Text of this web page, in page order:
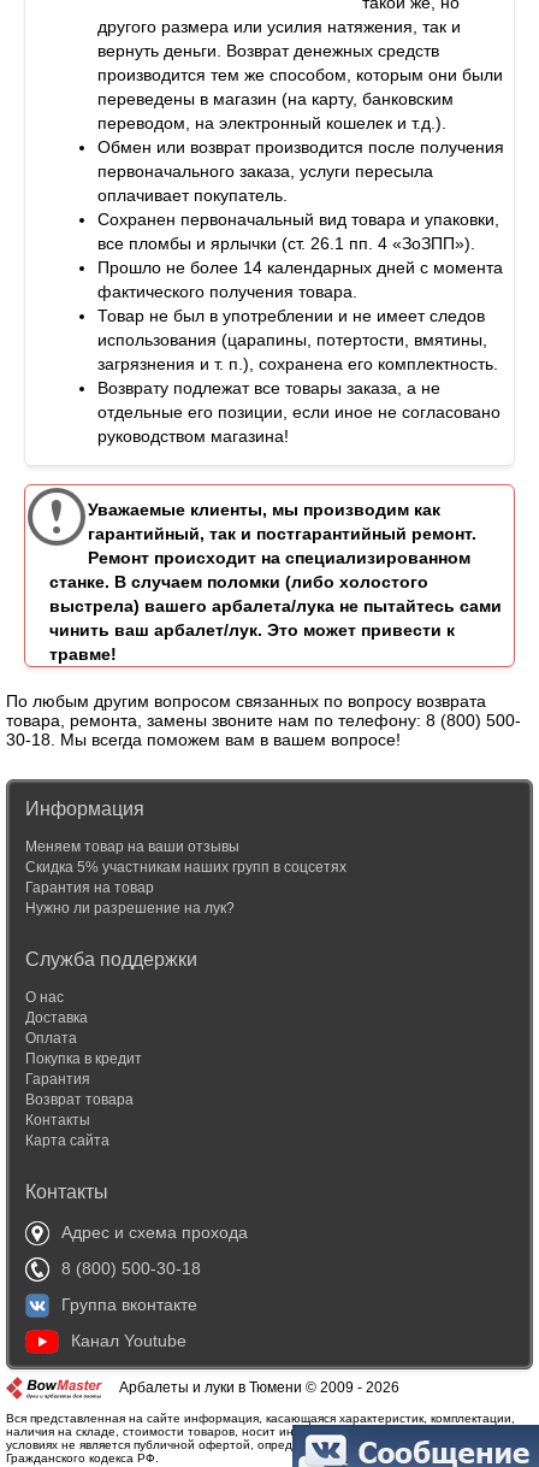
другого размера или усилия натяжения, так и
вернуть деньги. Возврат денежных средств
производится тем же способом, которым они были
переведены в магазин (на карту, банковским
переводом, на электронный кошелек и т.д.).
Обмен или возврат производится после получения
первоначального заказа, услуги пересыла
оплачивает покупатель.
Сохранен первоначальный вид товара и упаковки,
все пломбы и ярлычки (ст. 26.1 пп. 4 «ЗоЗПП»).
Прошло не более 14 календарных дней с момента
фактического получения товара.
Товар не был в употреблении и не имеет следов
использования (царапины, потертости, вмятины,
загрязнения и т. п.), сохранена его комплектность.
Возврату подлежат все товары заказа, а не
отдельные его позиции, если иное не согласовано
руководством магазина!
Уважаемые клиенты, мы производим как
гарантийный, так и постгарантийный ремонт.
Ремонт происходит на специализированном
станке. В случаем поломки (либо холостого
выстрела) вашего арбалета/лука не пытайтесь сами
чинить ваш арбалет/лук. Это может привести к
травме!
По любым другим вопросом связанных по вопросу возврата
товара, ремонта, замены звоните нам по телефону: 8 (800) 500-
30-18. Мы всегда поможем вам в вашем вопросе!
Информация
Меняем товар на ваши отзывы
Скидка 5% участникам наших групп в соцсетях
Гарантия на товар
Нужно ли разрешение на лук?
Служба поддержки
О нас
Доставка
Оплата
Покупка в кредит
Гарантия
Возврат товара
Контакты
Карта сайта
Контакты
Адрес и схема прохода
8 (800) 500-30-18
Группа вконтакте
Канал Youtube
Арбалеты и луки в Тюмени © 2009 - 2026
Вся представленная на сайте информация, касающаяся характеристик, комплектации,
наличия на складе, стоимости товаров, носит информационный характер и ни при каких
условиях не является публичной офертой, определяемой положениями Статьи 437(2)
Гражданского кодекса РФ.